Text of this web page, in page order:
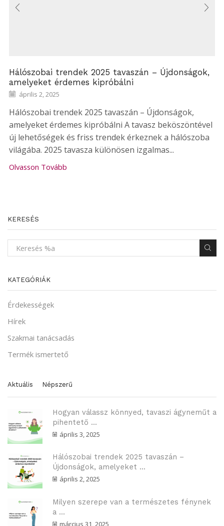
Hálószobai trendek 2025 tavaszán – Újdonságok,
amelyeket érdemes kipróbálni
április 2, 2025
Hálószobai trendek 2025 tavaszán – Újdonságok,
amelyeket érdemes kipróbálni A tavasz beköszöntével
új lehetőségek és friss trendek érkeznek a hálószoba
világába. 2025 tavasza különösen izgalmas...
Olvasson Tovább
KERESÉS
KATEGÓRIÁK
Érdekességek
Hírek
Szakmai tanácsadás
Termék ismertető
Aktuális Népszerű
Hogyan válassz könnyed, tavaszi ágyneműt a
pihentető ...
április 3, 2025
Hálószobai trendek 2025 tavaszán –
Újdonságok, amelyeket ...
április 2, 2025
Milyen szerepe van a természetes fénynek
a ...
március 31, 2025